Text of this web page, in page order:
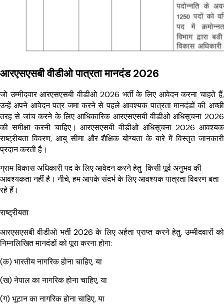
आरएसएसबी वीडीओ पात्रता मानदंड 2026
जो उम्मीदवार आरएसएसबी वीडीओ 2026 भर्ती के लिए आवेदन करना चाहते हैं,
उन्हें अपने आवेदन पत्र जमा करने से पहले आवश्यक पात्रता मानदंडों की अच्छी
तरह से जांच करने के लिए आधिकारिक आरएसएसबी वीडीओ अधिसूचना 2026
की समीक्षा करनी चाहिए। आरएसएसबी वीडीओ अधिसूचना 2026 आवश्यक
राष्ट्रीयता विवरण, आयु सीमा और शैक्षिक योग्यता के बारे में विस्तृत जानकारी
प्रदान करती है।
ग्राम विकास अधिकारी पद के लिए आवेदन करने हेतु किसी पूर्व अनुभव की
आवश्यकता नहीं है। नीचे, हम आपके संदर्भ के लिए आवश्यक पात्रता विवरण बता
रहे हैं।
राष्ट्रीयता
आरएसएसबी वीडीओ भर्ती 2026 के लिए अर्हता प्राप्त करने हेतु, उम्मीदवारों को
निम्नलिखित मानदंडों को पूरा करना होगा:
(क) भारतीय नागरिक होना चाहिए, या
(ख) नेपाल का नागरिक होना चाहिए, या
(ग) भूटान का नागरिक होना चाहिए, या